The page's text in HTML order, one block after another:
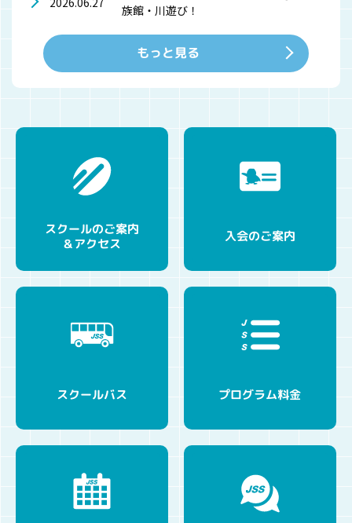
族館・川遊び！
もっと見る
スクールのご案内
＆アクセス 入会のご案内
スクールバス プログラム料金